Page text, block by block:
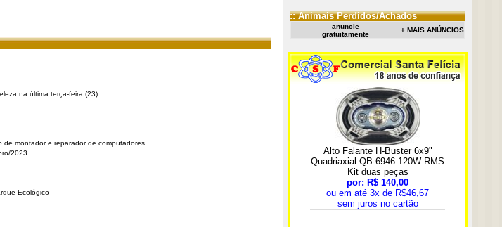
na última terça-feira (23)
de montador e reparador de computadores
2023
Ecológico
:: Animais Perdidos/Achados
anuncie
gratuitamente
+ MAIS ANÚNCIOS